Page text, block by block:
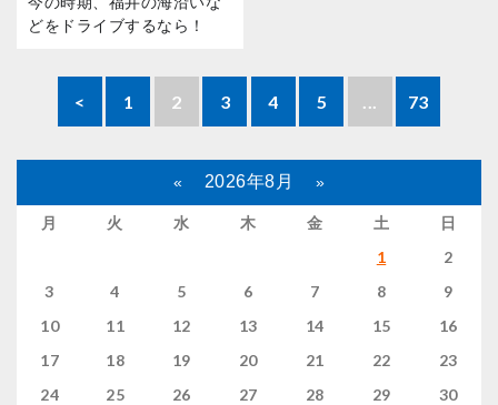
どをドライブするなら！
< 1 2 3 4 5 73
« 2026年8月 »
月 火 水 木 金 土
日
1
2
3
4 5 6 7 8
9
10
11 12 13 14 15
16
17
18 19 20 21 22
23
24
25 26 27 28 29
30